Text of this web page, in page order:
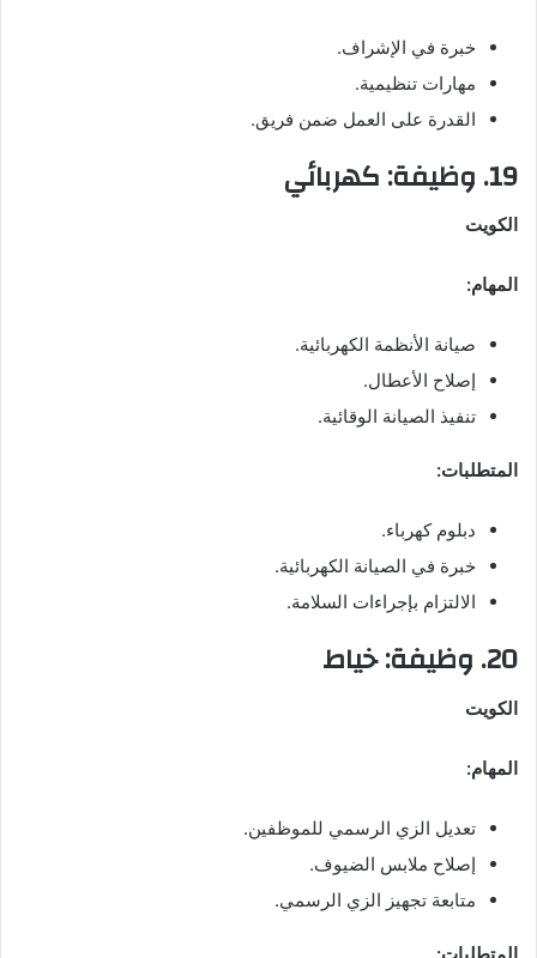
خبرة في الإشراف.
مهارات تنظيمية.
القدرة على العمل ضمن فريق.
19. وظيفة: كهربائي
الكويت
المهام:
صيانة الأنظمة الكهربائية.
إصلاح الأعطال.
تنفيذ الصيانة الوقائية.
المتطلبات:
دبلوم كهرباء.
خبرة في الصيانة الكهربائية.
الالتزام بإجراءات السلامة.
20. وظيفة: خياط
الكويت
المهام:
تعديل الزي الرسمي للموظفين.
إصلاح ملابس الضيوف.
متابعة تجهيز الزي الرسمي.